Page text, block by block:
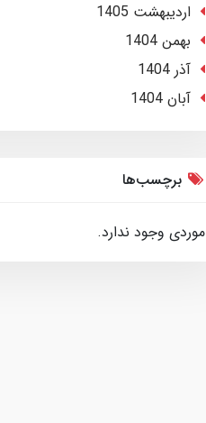
ارديبهشت 1405
بهمن 1404
آذر 1404
آبان 1404
برچسب‌ها
موردی وجود ندارد.